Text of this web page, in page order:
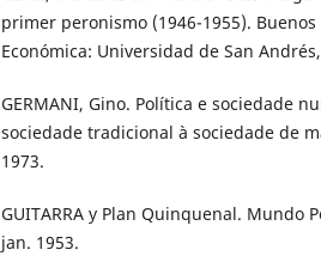
primer peronismo (1946-1955).
Económica: Universidad de San
GERMANI, Gino. Política e sociedade
sociedade tradicional à sociedade de
1973.
GUITARRA y Plan Quinquenal. Mundo
jan. 1953.